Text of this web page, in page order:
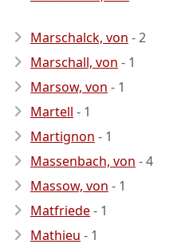
Marschalck, von - 2
Marschall, von - 1
Marsow, von - 1
Martell - 1
Martignon - 1
Massenbach, von - 4
Massow, von - 1
Matfriede- 1
Mathieu - 1